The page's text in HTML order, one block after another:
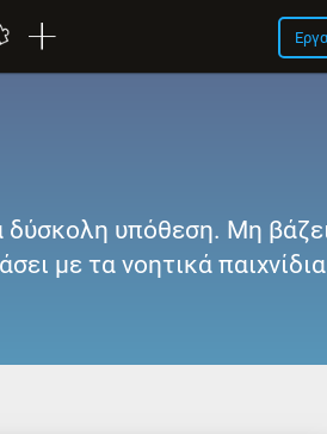
δύσκολη υπόθεση. Μη
με τα νοητικά